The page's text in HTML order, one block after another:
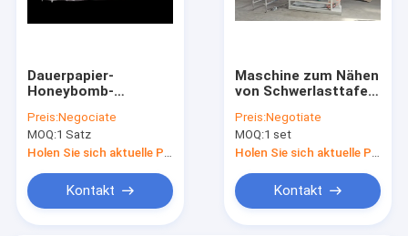
Dauerpapier-
Honeybomb-
Produktionslinie
65KW HZX-
2000PC800
Preis:Negociate
MOQ:1 Satz
Kontakt
Maschine zum Nähen
von Schwerlasttafeln
Preis:Negotiate
MOQ:1 set
Kontakt